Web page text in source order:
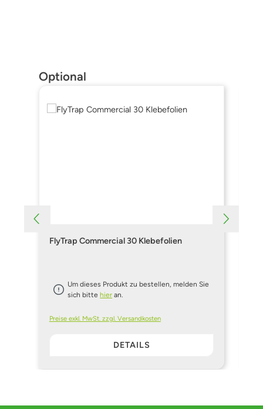
Produktgalerie überspringen
Optional
FlyTrap Commercial 30 Klebefolien
Um dieses Produkt zu bestellen, melden Sie
sich bittehier an.
Preise exkl. MwSt. zzgl. Versandkosten
DETAILS